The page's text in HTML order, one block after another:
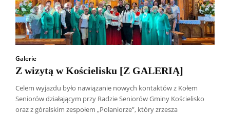
Galerie
Z wizytą w Kościelisku [Z GALERIĄ]
Celem wyjazdu było nawiązanie nowych kontaktów z Kołem
Seniorów działającym przy Radzie Seniorów Gminy Kościelisko
oraz z góralskim zespołem „Polaniorze”, który zrzesza